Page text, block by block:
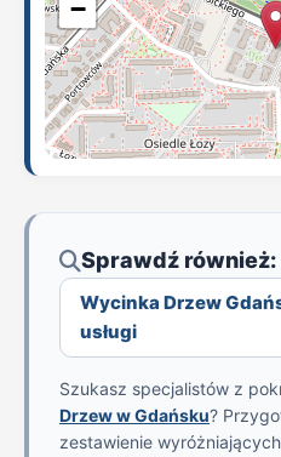
−
Sprawdź również:
Wycinka Drzew
usługi
Szukasz specjalistów z
Drzew w Gdańsku?
zestawienie